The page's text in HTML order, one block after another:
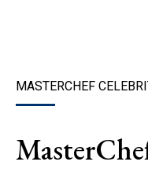
MASTERCHEF